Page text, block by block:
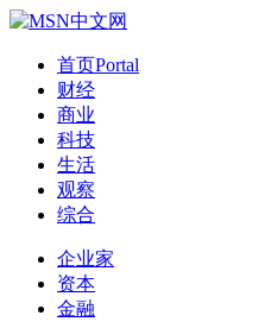
首页Portal
财经
商业
科技
生活
观察
综合
企业家
资本
金融